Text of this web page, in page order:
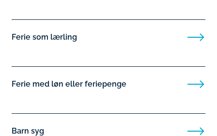
Ferie som lærling
Ferie med løn eller feriepenge
Barn syg